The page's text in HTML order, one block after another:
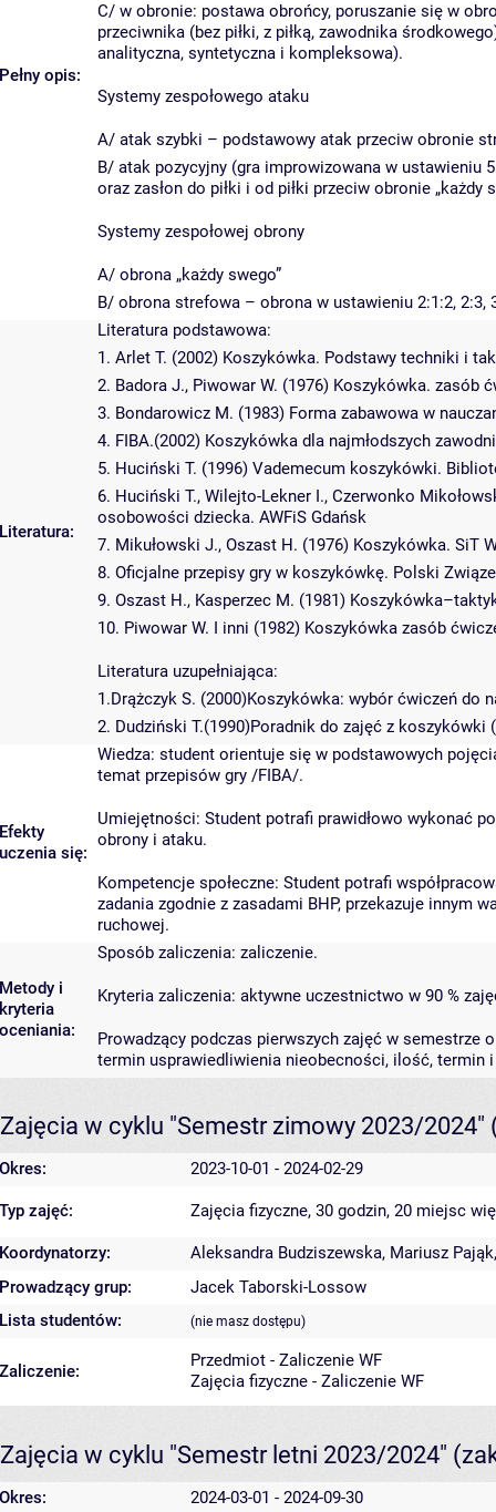
Pełny opis:
C/ w obronie: postawa obrońcy, poruszanie się w
przeciwnika (bez piłki, z piłką, zawodnika
analityczna, syntetyczna i kompleksowa).
Systemy zespołowego ataku
A/ atak szybki – podstawowy atak przeciw obronie
B/ atak pozycyjny (gra improwizowana w
oraz zasłon do piłki i od piłki przeciw obronie „każdy
Systemy zespołowej obrony
A/ obrona „każdy swego”
B/ obrona strefowa – obrona w ustawieniu 2:1:2, 2:3,
Literatura:
Literatura podstawowa:
1. Arlet T. (2002) Koszykówka. Podstawy techniki i
2. Badora J., Piwowar W. (1976) Koszykówka. zasób
3. Bondarowicz M. (1983) Forma zabawowa w
4. FIBA.(2002) Koszykówka dla najmłodszych
5. Huciński T. (1996) Vademecum koszykówki.
6. Huciński T., Wilejto-Lekner I., Czerwonko
osobowości dziecka. AWFiS Gdańsk
7. Mikułowski J., Oszast H. (1976) Koszykówka. SiT
8. Oficjalne przepisy gry w koszykówkę. Polski
9. Oszast H., Kasperzec M. (1981)
10. Piwowar W. I inni (1982) Koszykówka zasób
Literatura uzupełniająca:
1.Drążczyk S. (2000)Koszykówka: wybór ćwiczeń do
2. Dudziński T.(1990)Poradnik do zajęć z
Efekty
uczenia się:
Wiedza: student orientuje się w podstawowych
temat przepisów gry /FIBA/.
Umiejętności: Student potrafi prawidłowo wykonać
obrony i ataku.
Kompetencje społeczne: Student potrafi
zadania zgodnie z zasadami BHP, przekazuje innym
ruchowej.
Metody i
kryteria
oceniania:
Sposób zaliczenia: zaliczenie.
Kryteria zaliczenia: aktywne uczestnictwo w 90 %
Prowadzący podczas pierwszych zajęć w
termin usprawiedliwienia nieobecności, ilość, termin
Zajęcia w cyklu "Semestr zimowy 2023/2024"
Okres: 2023-10-01 - 2024-02-29
Typ zajęć: Zajęcia fizyczne, 30 godzin, 20 miejsc
Koordynatorzy: Aleksandra Budziszewska, Mariusz Pająk
Prowadzący grup:
Jacek Taborski-Lossow
Lista studentów:
(nie masz dostępu)
Zaliczenie:
Przedmiot - Zaliczenie WF
Zajęcia fizyczne - Zaliczenie WF
Zajęcia w cyklu "Semestr letni 2023/2024"
Okres: 2024-03-01 - 2024-09-30